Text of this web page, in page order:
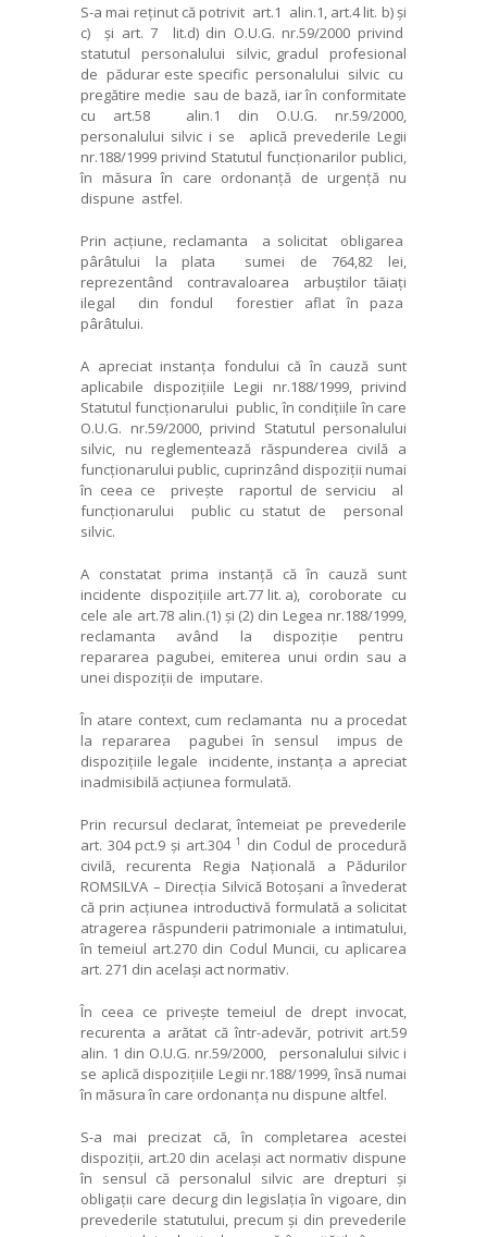
S-a mai reținut că potrivit art.1 alin.1, art.4 lit. b) și
c) și art. 7 lit.d) din O.U.G. nr.59/2000 privind
statutul personalului silvic, gradul profesional
de pădurar este specific personalului silvic cu
pregătire medie sau de bază, iar în conformitate
cu art.58 alin.1 din O.U.G. nr.59/2000,
personalului silvic i se aplică prevederile Legii
nr.188/1999 privind Statutul funcționarilor publici,
în măsura în care ordonanță de urgență nu
dispune astfel.
Prin acțiune, reclamanta a solicitat obligarea
pârâtului la plata sumei de 764,82 lei,
reprezentând contravaloarea arbuștilor tăiați
ilegal din fondul forestier aflat în paza
pârâtului.
A apreciat instanța fondului că în cauză sunt
aplicabile dispozițiile Legii nr.188/1999, privind
Statutul funcționarului public, în condițiile în care
O.U.G. nr.59/2000, privind Statutul personalului
silvic, nu reglementează răspunderea civilă a
funcționarului public, cuprinzând dispoziții numai
în ceea ce privește raportul de serviciu al
funcționarului public cu statut de personal
silvic.
A constatat prima instanță că în cauză sunt
incidente dispozițiile art.77 lit. a), coroborate cu
cele ale art.78 alin.(1) și (2) din Legea nr.188/1999,
reclamanta având la dispoziție pentru
repararea pagubei, emiterea unui ordin sau a
unei dispoziții de imputare.
În atare context, cum reclamanta nu a procedat
la repararea pagubei în sensul impus de
dispozițiile legale incidente, instanța a apreciat
inadmisibilă acțiunea formulată.
Prin recursul declarat, întemeiat pe prevederile
art. 304 pct.9 și art.304 1 din Codul de procedură
civilă, recurenta Regia Națională a Pădurilor
ROMSILVA – Direcția Silvică Botoșani a învederat
că prin acțiunea introductivă formulată a solicitat
atragerea răspunderii patrimoniale a intimatului,
în temeiul art.270 din Codul Muncii, cu aplicarea
art. 271 din același act normativ.
În ceea ce privește temeiul de drept invocat,
recurenta a arătat că într-adevăr, potrivit art.59
alin. 1 din O.U.G. nr.59/2000, personalului silvic i
se aplică dispozițiile Legii nr.188/1999, însă numai
în măsura în care ordonanța nu dispune altfel.
S-a mai precizat că, în completarea acestei
dispoziții, art.20 din același act normativ dispune
în sensul că personalul silvic are drepturi și
obligații care decurg din legislația în vigoare, din
prevederile statutului, precum și din prevederile